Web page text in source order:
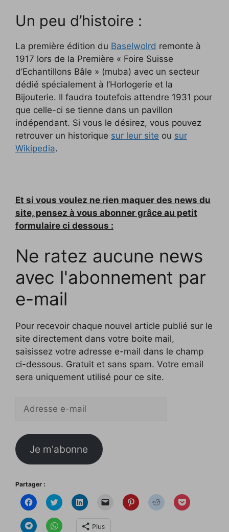
Un peu d’histoire :
La première édition du Baselwolrd remonte à
1917 lors de la Première « Foire Suisse
d’Echantillons Bâle » (muba) avec un secteur
dédié spécialement à l’Horlogerie et la
Bijouterie. Il faudra toutefois attendre 1931 pour
que celle-ci se tienne dans un pavillon
indépendant. Si vous le désirez, vous pouvez
retrouver un historique sur leur site ou sur
Wikipedia.
Et si vous voulez ne rien maquer des news du
site, pensez à vous abonner grâce au petit
formulaire ci dessous :
Ne ratez aucune news
avec l'abonnement par
e-mail
Pour recevoir chaque nouvel article publié sur le
site directement dans votre boite mail,
saisissez votre adresse e-mail dans le champ
ci-dessous. Gratuit et sans spam. Votre email
sera uniquement utilisé pour ce site.
e-
Je m'abonne
Partager :
C
l
q
u
C
l
q
u
C
l
q
u
q
C
l
C
l
C
l
C C Plus